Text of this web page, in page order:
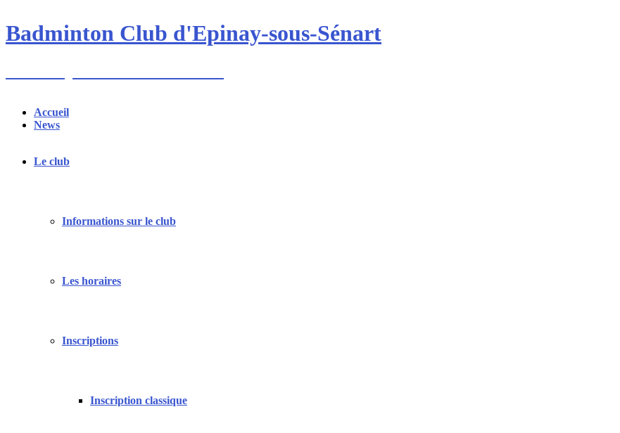
to
content
Badminton Club d'Epinay-sous-Sénart
Accueil
News
Le club
Informations sur le club
Les horaires
Inscriptions
Inscription classique